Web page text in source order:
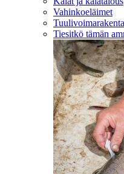
Vahinkoeläimet
Tiesitkö tämän